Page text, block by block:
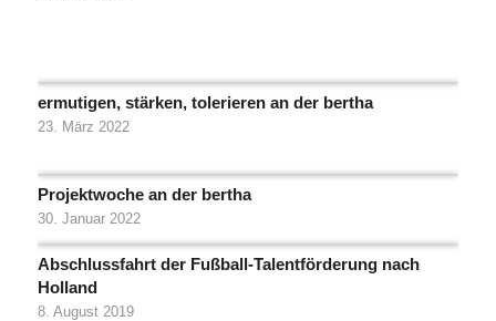
ermutigen, stärken, tolerieren an der bertha
23. März 2022
Projektwoche an der bertha
30. Januar 2022
Abschlussfahrt der Fußball-Talentförderung nach
Holland
8. August 2019